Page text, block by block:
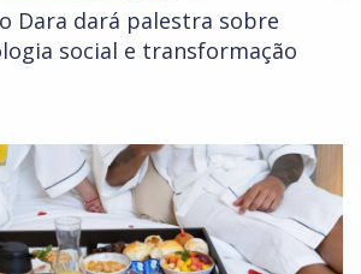
Dara dará palestra sobre
social e transformação